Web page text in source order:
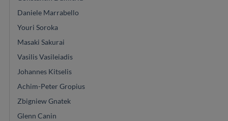
Daniele Marrabello
Youri Soroka
Masaki Sakurai
Vasilis Vasileiadis
Johannes Kitselis
Achim-Peter Gropius
Zbigniew Gnatek
Glenn Canin